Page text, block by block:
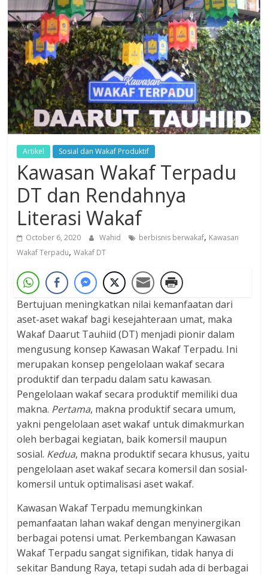
Dzikir,
Fikir,
Ikhtiar
Artikel Sosial dan Wakaf Produktif
Kawasan Wakaf Terpadu
DT dan Rendahnya
Literasi Wakaf
October 6, 2020 Wahid berbisnis berwakaf, Kawasan
Wakaf Terpadu,Wakaf DT
Bertujuan meningkatkan nilai kemanfaatan dari
aset-aset wakaf bagi kesejahteraan umat, maka
Wakaf Daarut Tauhiid (DT) menjadi pionir dalam
mengusung konsep Kawasan Wakaf Terpadu. Ini
merupakan konsep pengelolaan wakaf secara
produktif dan terpadu dalam satu kawasan.
Pengelolaan wakaf secara produktif memiliki dua
makna. Pertama, makna produktif secara umum,
yakni pengelolaan aset wakaf untuk dimakmurkan
oleh berbagai kegiatan, baik komersil maupun
sosial. Kedua, makna produktif secara khusus, yaitu
pengelolaan aset wakaf secara komersil dan sosial-
komersil untuk optimalisasi aset wakaf.
Kawasan Wakaf Terpadu memungkinkan
pemanfaatan lahan wakaf dengan menyinergikan
berbagai potensi umat. Perkembangan Kawasan
Wakaf Terpadu sangat signifikan, tidak hanya di
sekitar Bandung Raya, tetapi sudah ada di berbagai